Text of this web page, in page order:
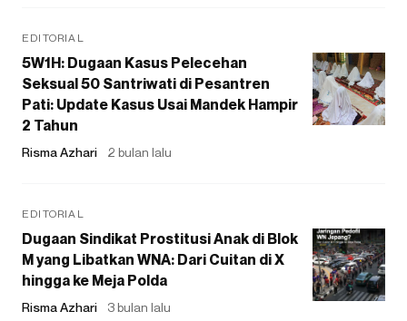
EDITORIAL
5W1H: Dugaan Kasus Pelecehan
Seksual 50 Santriwati di Pesantren
Pati: Update Kasus Usai Mandek Hampir
2 Tahun
Risma Azhari 2 bulan lalu
EDITORIAL
Dugaan Sindikat Prostitusi Anak di Blok
M yang Libatkan WNA: Dari Cuitan di X
hingga ke Meja Polda
Risma Azhari 3 bulan lalu